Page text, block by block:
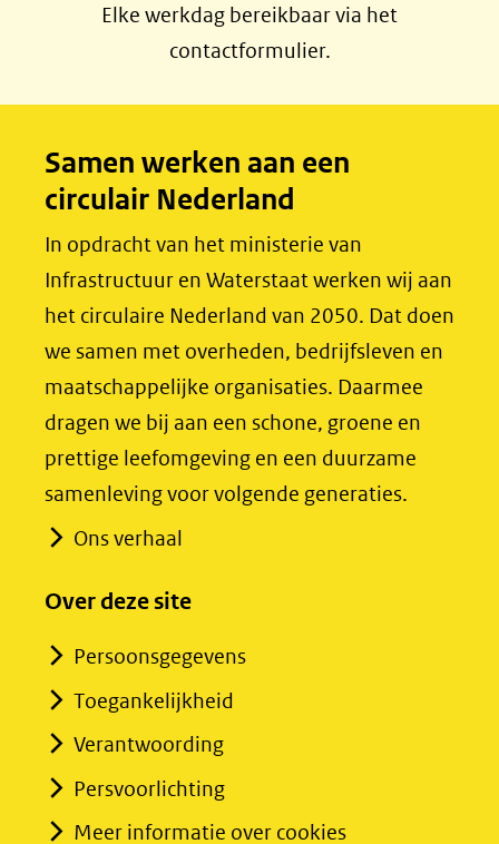
b
o
k
(opent
nieuw
naar
een
andere
website)
e
I
n
(opent
nieuw
naar
een
andere
website)
Elke werkdag bereikbaar via het
contactformulier.
Samen werken aan een
circulair Nederland
In opdracht van het ministerie van
Infrastructuur en Waterstaat werken wij aan
het circulaire Nederland van 2050. Dat doen
we samen met overheden, bedrijfsleven en
maatschappelijke organisaties. Daarmee
dragen we bij aan een schone, groene en
prettige leefomgeving en een duurzame
samenleving voor volgende generaties.
Ons verhaal
Over deze site
Persoonsgegevens
Toegankelijkheid
Verantwoording
Persvoorlichting
Meer informatie over cookies